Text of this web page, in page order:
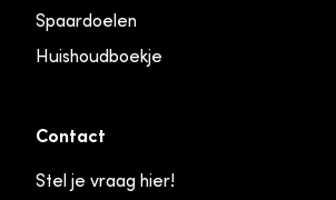
Spaardoelen
Huishoudboekje
Contact
Stel je vraag hier!